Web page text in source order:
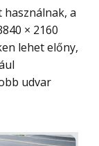
× 2160
lehet előny,
udvar